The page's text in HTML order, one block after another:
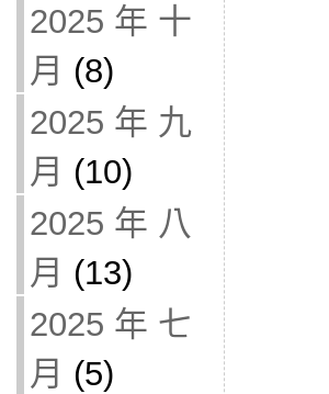
2025 年 十
月 (8)
2025 年 九
月 (10)
2025 年 八
月 (13)
2025 年 七
月 (5)